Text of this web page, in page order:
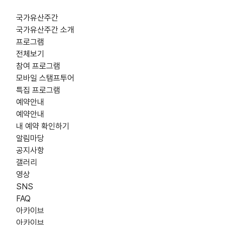
국가유산주간
국가유산주간 소개
프로그램
전체보기
참여 프로그램
모바일 스탬프투어
특집 프로그램
예약안내
예약안내
내 예약 확인하기
알림마당
공지사항
갤러리
영상
SNS
FAQ
아카이브
아카이브